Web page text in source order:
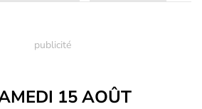
15 AOÛT